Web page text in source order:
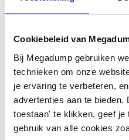
Cookiebeleid van
Bij Megadump gebruiken
technieken om onze
je ervaring te verbeteren,
advertenties aan te bieden.
toestaan' te klikken, geef je
gebruik van alle cookies
Wij geloven in de
badkamer op Instagram
en tag
inspirerende